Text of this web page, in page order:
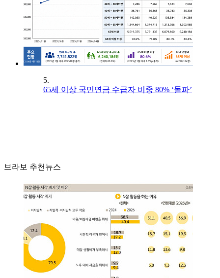
5.
65세 이상 국민연금 수급자 비중 80% ‘돌파’
브라보 추천뉴스